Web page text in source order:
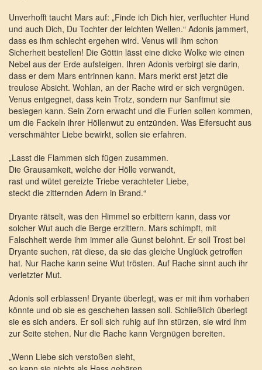
Unverhofft taucht Mars auf: „Finde ich Dich hier, verfluchter Hund
und auch Dich, Du Tochter der leichten Wellen.“ Adonis jammert,
dass es ihm schlecht ergehen wird. Venus will ihm schon
Sicherheit bestellen! Die Göttin lässt eine dicke Wolke wie einen
Nebel aus der Erde aufsteigen. Ihren Adonis verbirgt sie darin,
dass er dem Mars entrinnen kann. Mars merkt erst jetzt die
treulose Absicht. Wohlan, an der Rache wird er sich vergnügen.
Venus entgegnet, dass kein Trotz, sondern nur Sanftmut sie
besiegen kann. Sein Zorn erwacht und die Furien sollen kommen,
um die Fackeln ihrer Höllenwut zu entzünden. Was Eifersucht aus
verschmähter Liebe bewirkt, sollen sie erfahren.
„Lasst die Flammen sich fügen zusammen.
Die Grausamkeit, welche der Hölle verwandt,
rast und wütet gereizte Triebe verachteter Liebe,
steckt die zitternden Adern in Brand.“
Dryante rätselt, was den Himmel so erbittern kann, dass vor
solcher Wut auch die Berge erzittern. Mars schimpft, mit
Falschheit werde ihm immer alle Gunst belohnt. Er soll Trost bei
Dryante suchen, rät diese, da sie das gleiche Unglück getroffen
hat. Nur Rache kann seine Wut trösten. Auf Rache sinnt auch ihr
verletzter Mut.
Adonis soll erblassen! Dryante überlegt, was er mit ihm vorhaben
könnte und ob sie es geschehen lassen soll. Schließlich überlegt
sie es sich anders. Er soll sich ruhig auf ihn stürzen, sie wird ihm
zur Seite stehen. Nur die Rache kann Vergnügen bereiten.
„Wenn Liebe sich verstoßen sieht,